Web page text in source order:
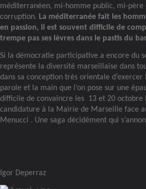
méditerranéen, mi-homme public, mi-père
corruption. La méditerranée fait les
en passion, il est souvent difficile de
trempe pas ses lèvres dans le pastis du
Si la démocratie participative a encore du
représente la diversité marseillaise dans
dans sa conception très orientale
parole et la main que l’on pose sur une
difficile de convaincre les
13 et 20 octobre
candidature à la Mairie de Marseille face
Menucci . Une saga décidément qui
Igor Deperraz